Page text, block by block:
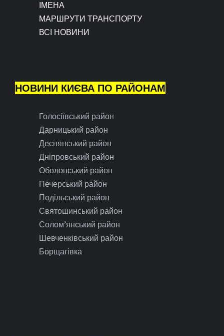
ІМЕНА
МАРШРУТИ ТРАНСПОРТУ
ВСІ НОВИНИ
НОВИНИ КИЄВА ПО РАЙОНАМ
Голосіївський район
Дарницький район
Деснянський район
Дніпровський район
Оболонський район
Печерський район
Подільський район
Святошинський район
Солом’янський район
Шевченківський район
Борщагівка